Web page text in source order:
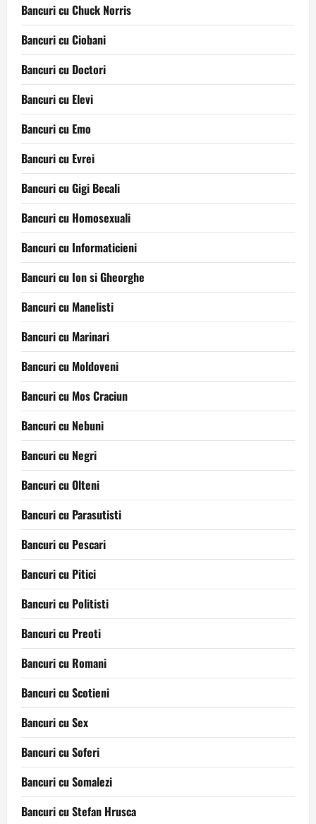
Bancuri cu Chuck Norris
Bancuri cu Ciobani
Bancuri cu Doctori
Bancuri cu Elevi
Bancuri cu Emo
Bancuri cu Evrei
Bancuri cu Gigi Becali
Bancuri cu Homosexuali
Bancuri cu Informaticieni
Bancuri cu Ion si Gheorghe
Bancuri cu Manelisti
Bancuri cu Marinari
Bancuri cu Moldoveni
Bancuri cu Mos Craciun
Bancuri cu Nebuni
Bancuri cu Negri
Bancuri cu Olteni
Bancuri cu Parasutisti
Bancuri cu Pescari
Bancuri cu Pitici
Bancuri cu Politisti
Bancuri cu Preoti
Bancuri cu Romani
Bancuri cu Scotieni
Bancuri cu Sex
Bancuri cu Soferi
Bancuri cu Somalezi
Bancuri cu Stefan Hrusca